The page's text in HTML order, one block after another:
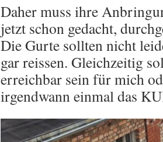
Daher muss ihre
jetzt schon gedacht,
Die Gurte sollten nicht
gar reissen. Gleichzeitig
erreichbar sein für mich
irgendwann einmal das